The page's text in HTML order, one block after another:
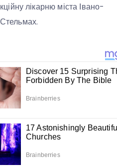
лікарню міста Івано-